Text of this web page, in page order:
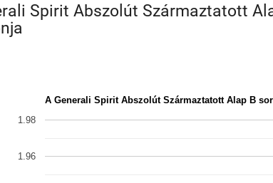
Spirit Abszolút Származtatott
A Generali Spirit Abszolút Származtatott Alap B
1.96
1.98